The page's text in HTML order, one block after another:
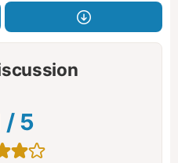
/ 5